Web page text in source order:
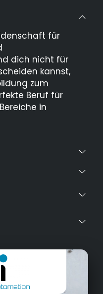
für
dich nicht für
kannst,
zum
Beruf für
in